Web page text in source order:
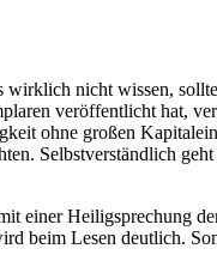
nicht wissen,
veröffentlicht hat,
ohne großen
Selbstverständlich
einer Heiligsprechung
beim Lesen deutlich.